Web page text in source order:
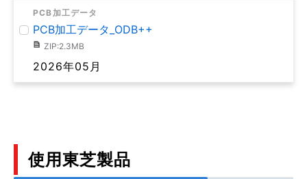
PCB加工データ
PCB加工データ_ODB++
ZIP:2.3MB
2026年05月
使用東芝製品